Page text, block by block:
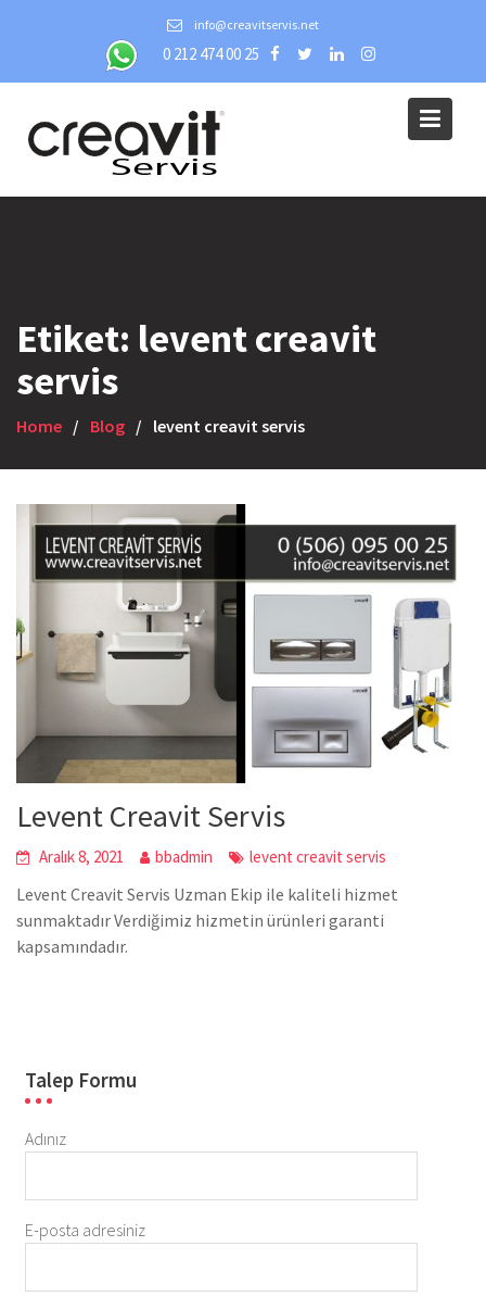
info@creavitservis.net
0 212 474 00 25
Etiket: levent creavit
servis
Home Blog levent creavit servis
Levent Creavit Servis
Aralık 8, 2021 bbadmin levent creavit servis
Levent Creavit Servis Uzman Ekip ile kaliteli hizmet
sunmaktadır Verdiğimiz hizmetin ürünleri garanti
kapsamındadır.
Talep Formu
Adınız
E-posta adresiniz